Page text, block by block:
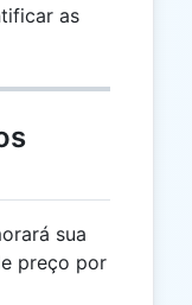
as
sua
preço por